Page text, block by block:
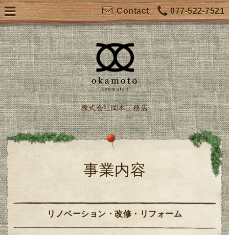
077-522-7521
Contact
株式会社岡本工務店
事業内容
リノベーション・改修・リフォーム